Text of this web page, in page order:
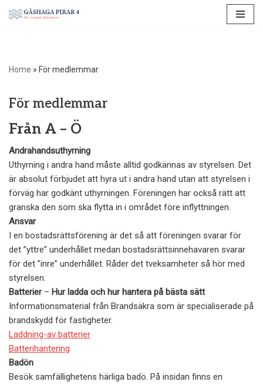
Home » För medlemmar
För medlemmar
Från A – Ö
Andrahandsuthyrning
Uthyrning i andra hand måste alltid godkännas av styrelsen. Det
är absolut förbjudet att hyra ut i andra hand utan att styrelsen i
förväg har godkänt uthyrningen. Föreningen har också rätt att
granska den som ska flytta in i området före inflyttningen.
Ansvar
I en bostadsrättsförening är det så att föreningen svarar för
det ”yttre” underhållet medan bostadsrättsinnehavaren svarar
för det ”inre” underhållet. Råder det tveksamheter så hör med
styrelsen.
Batterier– Hur ladda och hur hantera på bästa sätt
Informationsmaterial från Brandsäkra som är specialiserade på
brandskydd för fastigheter.
Laddning-av batterier
Batterihantering
Badön
Besök samfällighetens härliga badö. På insidan finns en